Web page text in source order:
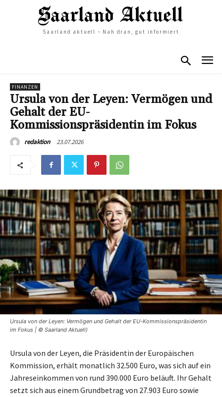
Saarland aktuell – Nah dran, gut informiert
FINANZEN
Ursula von der Leyen: Vermögen und
Gehalt der EU-
Kommissionspräsidentin im Fokus
redaktion 23.07.2026
Ursula von der Leyen: Vermögen und Gehalt der EU-Kommissionspräsidentin
im Fokus | © Saarland Aktuell)
Ursula von der Leyen, die Präsidentin der Europäischen
Kommission, erhält monatlich 32.500 Euro, was sich auf ein
Jahreseinkommen von rund 390.000 Euro beläuft. Ihr Gehalt
setzt sich aus einem Grundbetrag von 27.903 Euro sowie